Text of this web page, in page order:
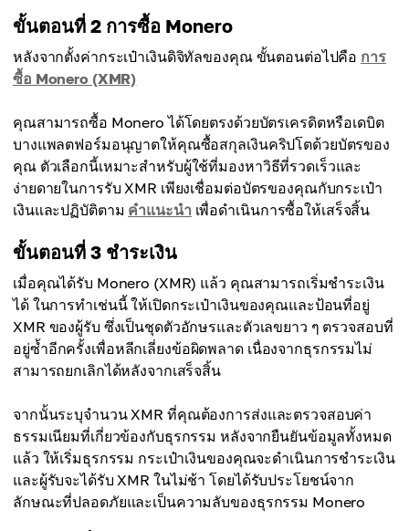
ขั้นตอนที่ 2 การซื้อ Monero
หลังจากตั้งค่ากระเป๋าเงินดิจิทัลของคุณ ขั้นตอนต่อไปคือ การ
ซื้อ Monero (XMR)
คุณสามารถซื้อ Monero ได้โดยตรงด้วยบัตรเครดิตหรือเดบิต
บางแพลตฟอร์มอนุญาตให้คุณซื้อสกุลเงินคริปโตด้วยบัตรของ
คุณ ตัวเลือกนี้เหมาะสำหรับผู้ใช้ที่มองหาวิธีที่รวดเร็วและ
ง่ายดายในการรับ XMR เพียงเชื่อมต่อบัตรของคุณกับกระเป๋า
เงินและปฏิบัติตาม คำแนะนำ เพื่อดำเนินการซื้อให้เสร็จสิ้น
ขั้นตอนที่ 3 ชำระเงิน
เมื่อคุณได้รับ Monero (XMR) แล้ว คุณสามารถเริ่มชำระเงิน
ได้ ในการทำเช่นนี้ ให้เปิดกระเป๋าเงินของคุณและป้อนที่อยู่
XMR ของผู้รับ ซึ่งเป็นชุดตัวอักษรและตัวเลขยาว ๆ ตรวจสอบที่
อยู่ซ้ำอีกครั้งเพื่อหลีกเลี่ยงข้อผิดพลาด เนื่องจากธุรกรรมไม่
สามารถยกเลิกได้หลังจากเสร็จสิ้น
จากนั้นระบุจำนวน XMR ที่คุณต้องการส่งและตรวจสอบค่า
ธรรมเนียมที่เกี่ยวข้องกับธุรกรรม หลังจากยืนยันข้อมูลทั้งหมด
แล้ว ให้เริ่มธุรกรรม กระเป๋าเงินของคุณจะดำเนินการชำระเงิน
และผู้รับจะได้รับ XMR ในไม่ช้า โดยได้รับประโยชน์จาก
ลักษณะที่ปลอดภัยและเป็นความลับของธุรกรรม Monero